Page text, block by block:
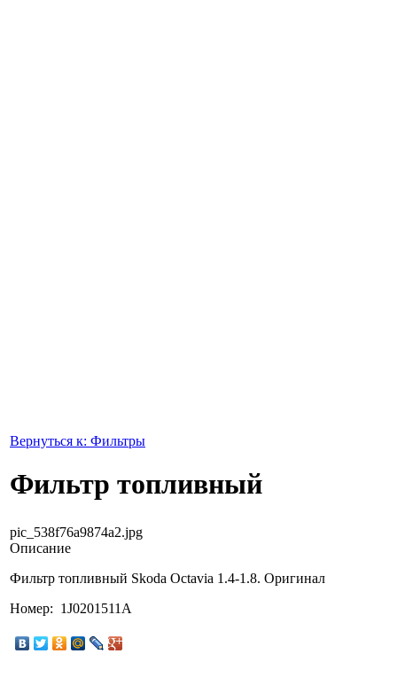
Вернуться к: Фильтры
Фильтр топливный
pic_538f76a9874a2.jpg
Описание
Фильтр топливный Skoda Octavia 1.4-1.8. Оригинал
Номер: 1J0201511A